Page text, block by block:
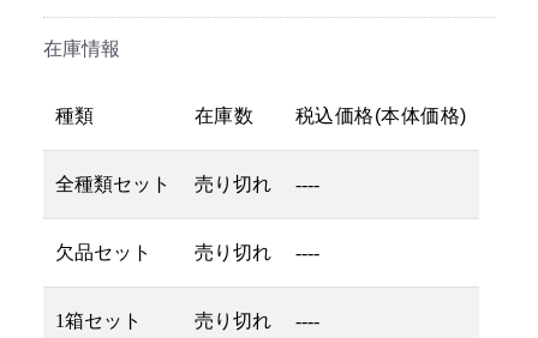
在庫情報
種類 在庫数 税込価格(本体価格)
全種類セット 売り切れ ----
欠品セット 売り切れ ----
1箱セット 売り切れ ----